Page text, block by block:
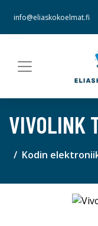
info@eliaskokoelmat.fi
VIVOLINK
Kodin